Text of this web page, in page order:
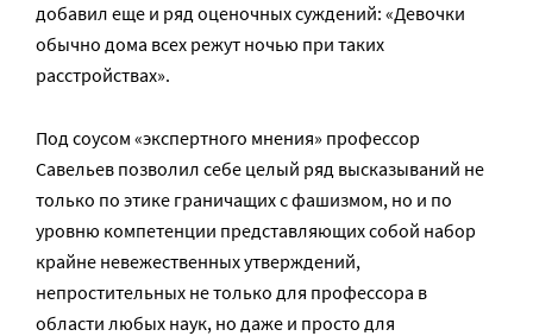
добавил еще и ряд оценочных суждений: «Девочки
обычно дома всех режут ночью при таких
расстройствах».
Под соусом «экспертного мнения» профессор
Савельев позволил себе целый ряд высказываний не
только по этике граничащих с фашизмом, но и по
уровню компетенции представляющих собой набор
крайне невежественных утверждений,
непростительных не только для профессора в
области любых наук, но даже и просто для